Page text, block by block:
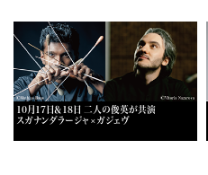
10月17日＆18日 二人の俊英が共演
スガナンダラージャ×ガジェヴ